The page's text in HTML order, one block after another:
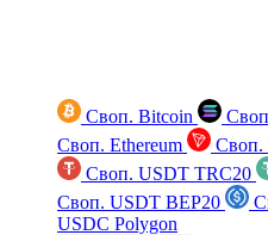
Своп. Bitcoin
Своп. Ethereum
Своп.
Своп. USDT TRC20
Своп. USDT BEP20
USDC Polygon